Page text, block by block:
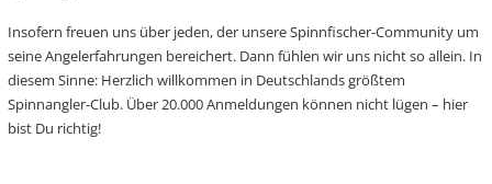
Insofern freuen uns über jeden, der unsere Spinnfischer-Community um
seine Angelerfahrungen bereichert. Dann fühlen wir uns nicht so allein. In
diesem Sinne: Herzlich willkommen in Deutschlands größtem
Spinnangler-Club. Über 20.000 Anmeldungen können nicht lügen – hier
bist Du richtig!